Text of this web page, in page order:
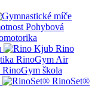
Pohybová
Rino
RinoGym Air
RinoGym škola
RinoSet®